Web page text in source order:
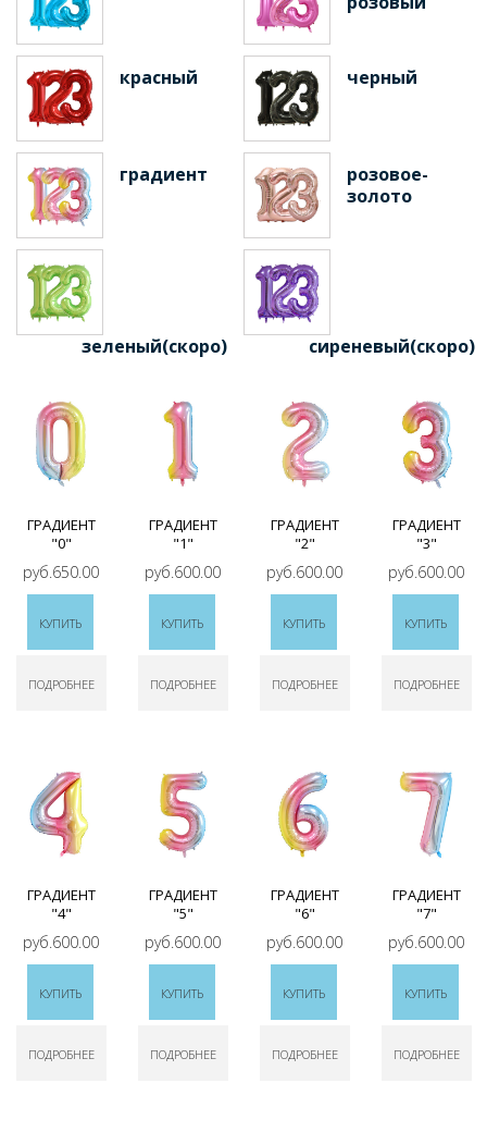
красный черный
градиент
розовое-
золото
зеленый(скоро) сиреневый(скоро)
ГРАДИЕНТ
"0"
руб.650.00
КУПИТЬ
ПОДРОБНЕЕ
ГРАДИЕНТ
"1"
руб.600.00
КУПИТЬ
ПОДРОБНЕЕ
ГРАДИЕНТ
"2"
руб.600.00
КУПИТЬ
ПОДРОБНЕЕ
ГРАДИЕНТ
"3"
руб.600.00
КУПИТЬ
ПОДРОБНЕЕ
ГРАДИЕНТ
"4"
руб.600.00
КУПИТЬ
ПОДРОБНЕЕ
ГРАДИЕНТ
"5"
руб.600.00
КУПИТЬ
ПОДРОБНЕЕ
ГРАДИЕНТ
"6"
руб.600.00
КУПИТЬ
ПОДРОБНЕЕ
ГРАДИЕНТ
"7"
руб.600.00
КУПИТЬ
ПОДРОБНЕЕ